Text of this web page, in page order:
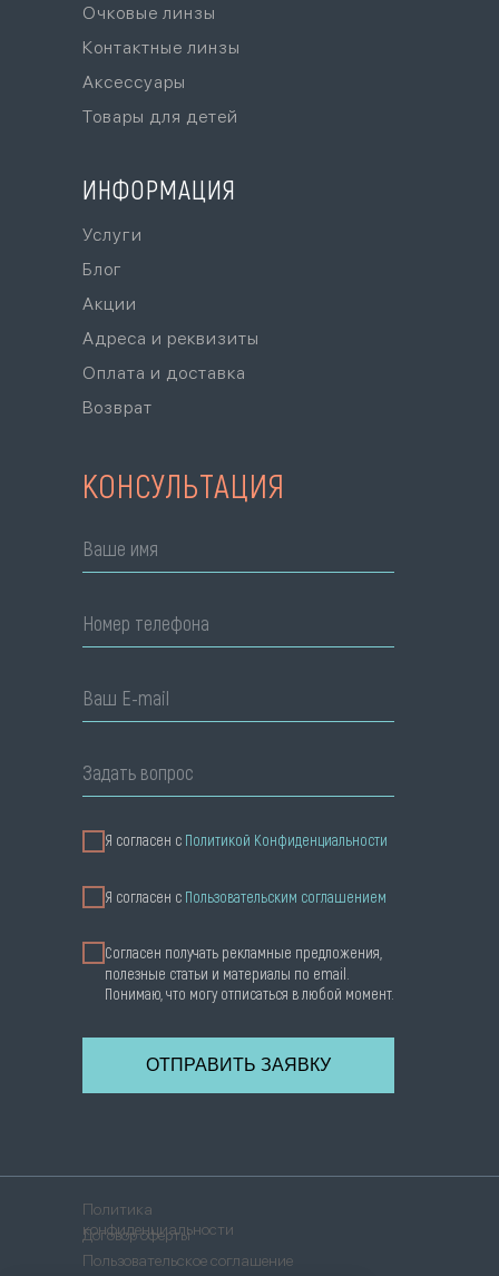
Очковые линзы
Контактные линзы
Аксессуары
Товары для детей
ИНФОРМАЦИЯ
Услуги
Адреса и реквизиты
КОНСУЛЬТАЦИЯ
Ваше имя
Номер телефона
Ваш E-mail
Задать вопрос
Я согласен с Политикой Конфиденциальности
Я cогласен с Пользовательским соглашением
Согласен получать рекламные предложения,
полезные статьи и материалы по email.
Понимаю, что могу отписаться в любой момент.
ОТПРАВИТЬ ЗАЯВКУ
Оплата и доставка
Политика
конфиденциальности
Пользовательское соглашение
Договор оферты
Возврат
Блог
Акции